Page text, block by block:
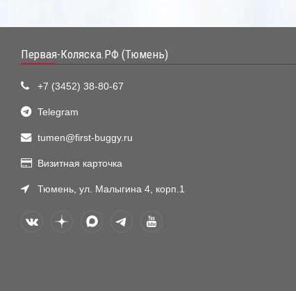
Первая-Коляска.РФ (Тюмень)
+7 (3452) 38-80-67
Telegram
tumen@first-buggy.ru
Визитная карточка
Тюмень, ул. Малыгина 4, корп.1